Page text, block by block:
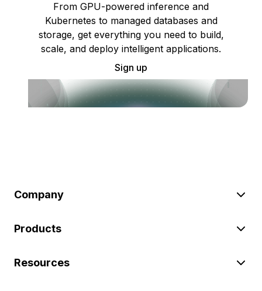
From GPU-powered inference and
Kubernetes to managed databases and
storage, get everything you need to build,
scale, and deploy intelligent applications.
Sign up
Company
Products
Resources